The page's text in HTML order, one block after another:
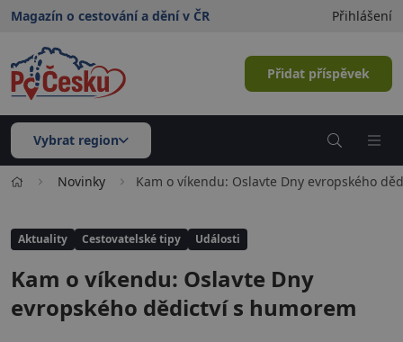
Magazín o cestování a dění v ČR Přihlášení
Přidat příspěvek
Vybrat region
Novinky Kam o víkendu: Oslavte Dny evropského
Aktuality Cestovatelské tipy Události
Kam o víkendu: Oslavte Dny
evropského dědictví s humorem